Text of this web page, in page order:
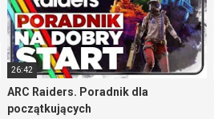
26:42
ARC Raiders. Poradnik dla
początkujących